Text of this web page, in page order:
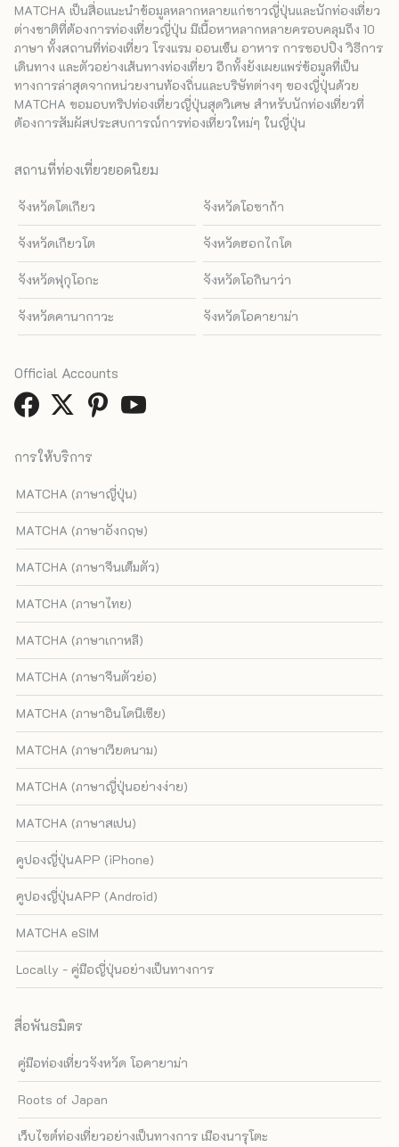
MATCHA เป็นสื่อแนะนำข้อมูลหลากหลายแก่ชาวญี่ปุ่นและนักท่องเที่ยว
ต่างชาติที่ต้องการท่องเที่ยวญี่ปุ่น มีเนื้อหาหลากหลายครอบคลุมถึง 10
ภาษา ทั้งสถานที่ท่องเที่ยว โรงแรม ออนเซ็น อาหาร การชอปปิง วิธีการ
เดินทาง และตัวอย่างเส้นทางท่องเที่ยว อีกทั้งยังเผยแพร่ข้อมูลที่เป็น
ทางการล่าสุดจากหน่วยงานท้องถิ่นและบริษัทต่างๆ ของญี่ปุ่นด้วย
MATCHA ขอมอบทริปท่องเที่ยวญี่ปุ่นสุดวิเศษ สำหรับนักท่องเที่ยวที่
ต้องการสัมผัสประสบการณ์การท่องเที่ยวใหม่ๆ ในญี่ปุ่น
สถานที่ท่องเที่ยวยอดนิยม
จังหวัดโตเกียว จังหวัดโอซาก้า
จังหวัดเกียวโต จังหวัดฮอกไกโด
จังหวัดฟุกุโอกะ จังหวัดโอกินาว่า
จังหวัดคานากาวะ จังหวัดโอคายาม่า
การให้บริการ
MATCHA (ภาษาญี่ปุ่น)
MATCHA (ภาษาอังกฤษ)
MATCHA (ภาษาจีนเต็มตัว)
MATCHA (ภาษาไทย)
MATCHA (ภาษาเกาหลี)
MATCHA (ภาษาจีนตัวย่อ)
MATCHA (ภาษาอินโดนีเซีย)
MATCHA (ภาษาเวียดนาม)
MATCHA (ภาษาญี่ปุ่นอย่างง่าย)
MATCHA (ภาษาสเปน)
คูปองญี่ปุ่นAPP (iPhone)
คูปองญี่ปุ่นAPP (Android)
MATCHA eSIM
Locally - คู่มือญี่ปุ่นอย่างเป็นทางการ
สื่อพันธมิตร
คู่มือท่องเที่ยวจังหวัด โอคายาม่า
Roots of Japan
เว็บไซต์ท่องเที่ยวอย่างเป็นทางการ เมืองนารุโตะ
Official Accounts